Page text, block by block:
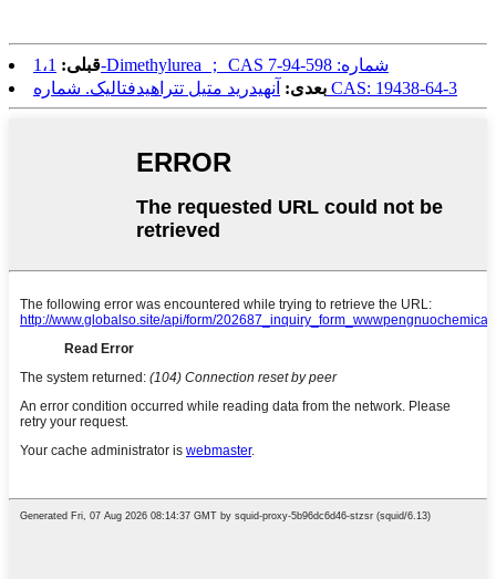
قبلی:
1،1-Dimethylurea ； CAS شماره: 598-94-7
بعدی: آنهیدرید متیل تتراهیدفتالیک. شماره CAS: 19438-64-3